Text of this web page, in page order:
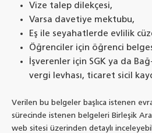
Vize talep dilekçesi,
Varsa davetiye mektubu,
Eş ile seyahatlerde evlilik
Öğrenciler için öğrenci
İşverenler için SGK ya da
vergi levhası, ticaret sicil
Verilen bu belgeler başlıca istenen
sürecinde istenen belgeleri Birleşik
web sitesi üzerinden detaylı